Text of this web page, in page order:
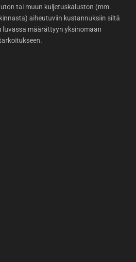
tai muun kuljetuskaluston (mm.
aiheutuviin kustannuksiin siltä
luvassa määrättyyn yksinomaan